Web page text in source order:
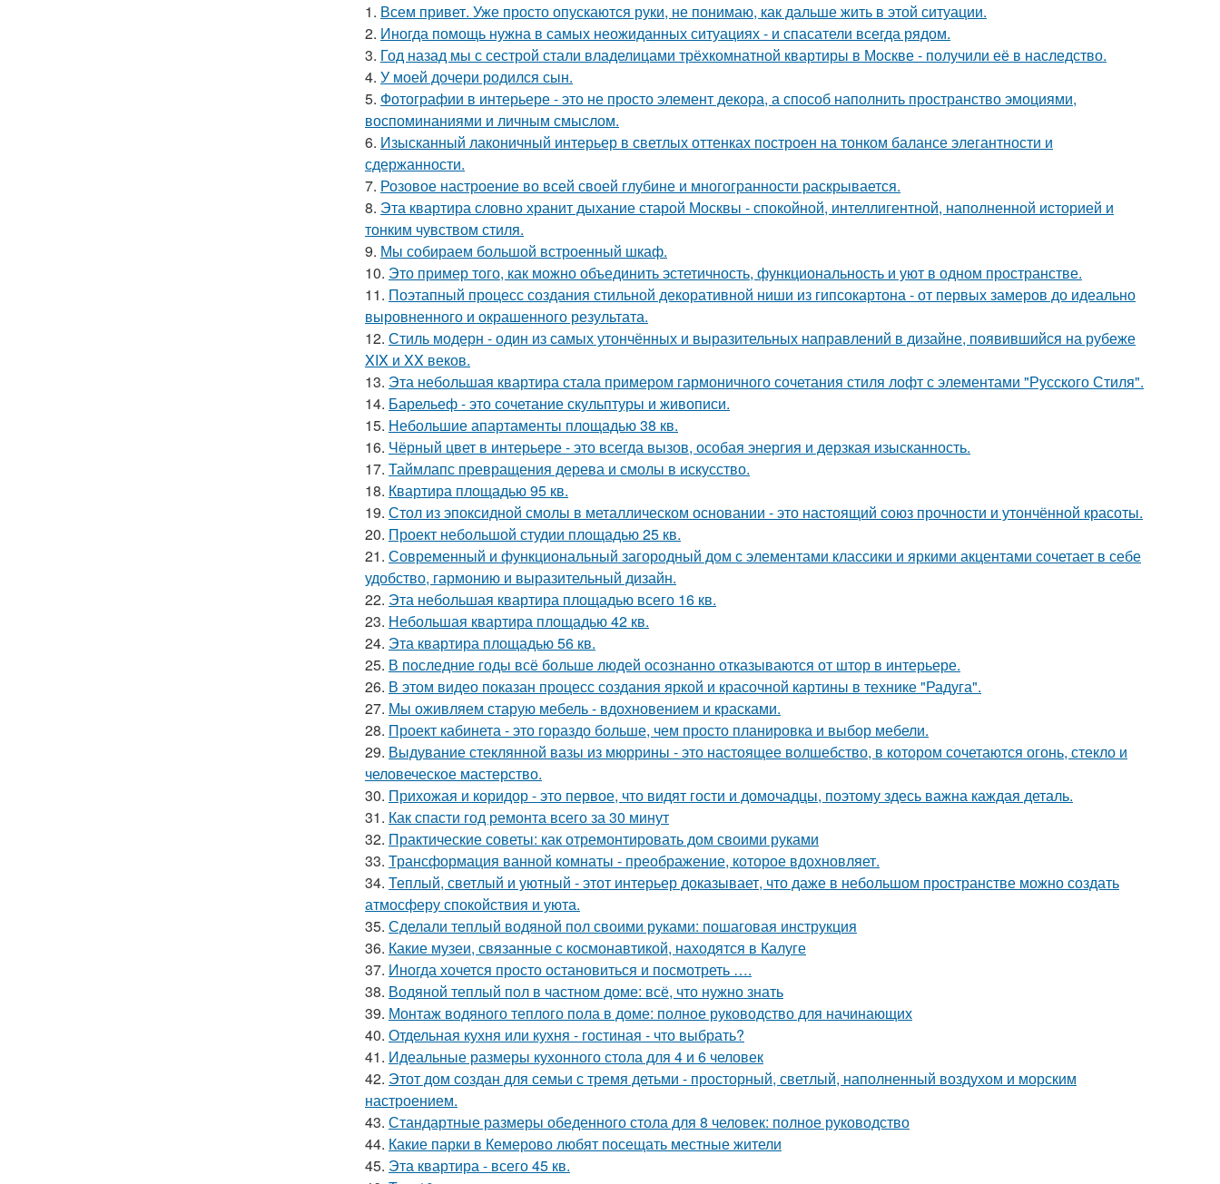
1. Всем привет. Уже просто опускаются руки, не понимаю, как дальше жить в этой ситуации.
2. Иногда помощь нужна в самых неожиданных ситуациях - и спасатели всегда рядом.
3. Год назад мы с сестрой стали владелицами трёхкомнатной квартиры в Москве - получили её в наследство.
4. У моей дочери родился сын.
5. Фотографии в интерьере - это не просто элемент декора, а способ наполнить пространство эмоциями,
воспоминаниями и личным смыслом.
6. Изысканный лаконичный интерьер в светлых оттенках построен на тонком балансе элегантности и
сдержанности.
7. Розовое настроение во всей своей глубине и многогранности раскрывается.
8. Эта квартира словно хранит дыхание старой Москвы - спокойной, интеллигентной, наполненной историей и
тонким чувством стиля.
9. Мы собираем большой встроенный шкаф.
10. Это пример того, как можно объединить эстетичность, функциональность и уют в одном пространстве.
11. Поэтапный процесс создания стильной декоративной ниши из гипсокартона - от первых замеров до идеально
выровненного и окрашенного результата.
12. Стиль модерн - один из самых утончённых и выразительных направлений в дизайне, появившийся на рубеже
XIX и XX веков.
13. Эта небольшая квартира стала примером гармоничного сочетания стиля лофт с элементами "Русского Стиля".
14. Барельеф - это сочетание скульптуры и живописи.
15. Небольшие апартаменты площадью 38 кв.
16. Чёрный цвет в интерьере - это всегда вызов, особая энергия и дерзкая изысканность.
17. Таймлапс превращения дерева и смолы в искусство.
18. Квартира площадью 95 кв.
19. Стол из эпоксидной смолы в металлическом основании - это настоящий союз прочности и утончённой красоты.
20. Проект небольшой студии площадью 25 кв.
21. Современный и функциональный загородный дом с элементами классики и яркими акцентами сочетает в себе
удобство, гармонию и выразительный дизайн.
22. Эта небольшая квартира площадью всего 16 кв.
23. Небольшая квартира площадью 42 кв.
24. Эта квартира площадью 56 кв.
25. В последние годы всё больше людей осознанно отказываются от штор в интерьере.
26. В этом видео показан процесс создания яркой и красочной картины в технике "Радуга".
27. Мы оживляем старую мебель - вдохновением и красками.
28. Проект кабинета - это гораздо больше, чем просто планировка и выбор мебели.
29. Выдувание стеклянной вазы из мюррины - это настоящее волшебство, в котором сочетаются огонь, стекло и
человеческое мастерство.
30. Прихожая и коридор - это первое, что видят гости и домочадцы, поэтому здесь важна каждая деталь.
31. Как спасти год ремонта всего за 30 минут
32. Практические советы: как отремонтировать дом своими руками
33. Трансформация ванной комнаты - преображение, которое вдохновляет.
34. Теплый, светлый и уютный - этот интерьер доказывает, что даже в небольшом пространстве можно создать
атмосферу спокойствия и уюта.
35. Сделали теплый водяной пол своими руками: пошаговая инструкция
36. Какие музеи, связанные с космонавтикой, находятся в Калуге
37. Иногда хочется просто остановиться и посмотреть ….
38. Водяной теплый пол в частном доме: всё, что нужно знать
39. Монтаж водяного теплого пола в доме: полное руководство для начинающих
40. Отдельная кухня или кухня - гостиная - что выбрать?
41. Идеальные размеры кухонного стола для 4 и 6 человек
42. Этот дом создан для семьи с тремя детьми - просторный, светлый, наполненный воздухом и морским
настроением.
43. Стандартные размеры обеденного стола для 8 человек: полное руководство
44. Какие парки в Кемерово любят посещать местные жители
45. Эта квартира - всего 45 кв.